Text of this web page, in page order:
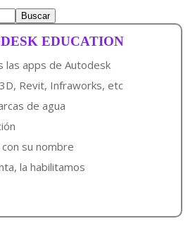
EDUCATION
las apps de Autodesk
Revit, Infraworks, etc
de agua
su nombre
la habilitamos